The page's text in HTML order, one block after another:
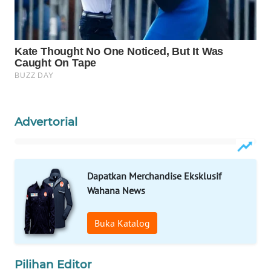
Advertorial
Dapatkan Merchandise Eksklusif
Wahana News
Buka Katalog
Pilihan Editor
WN
LABUANBAJO
WN
BORNEO
Media
Group
WAHANA
TANI
WAHANA